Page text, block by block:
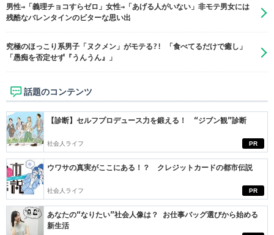
男性→「義理チョコすらゼロ」女性→「あげる人がいない」非モテ男女には
残酷なバレンタインのビターな思い出
究極のほっこり系男子「ヌクメン」がモテる?! 「食べてるだけで癒し」
「愚痴を否定せず『うんうん』」
話題のコンテンツ
PR
【診断】セルフプロデュース力を鍛える！ “ジブン観”診断
社会人ライフ
PR
ウワサの真実がここにある！？ クレジットカードの都市伝説
社会人ライフ
あなたの“なりたい”社会人像は？ お仕事バッグ選びから始める
新生活